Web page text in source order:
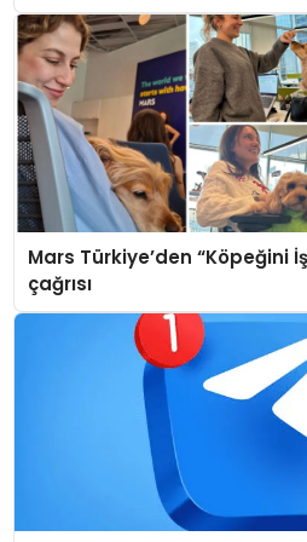
Mars Türkiye’den “Köpeğini
çağrısı